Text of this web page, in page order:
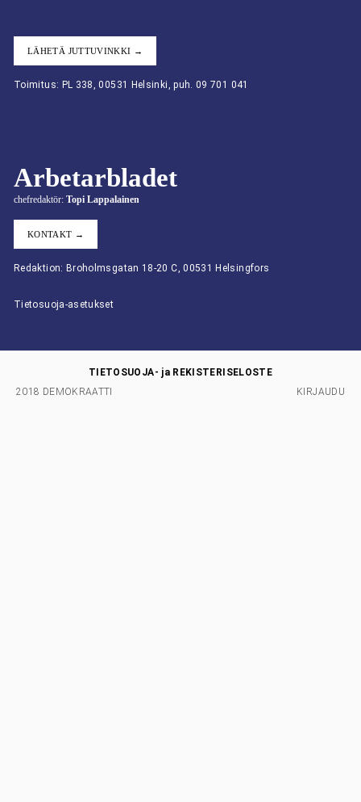
LÄHETÄ JUTTUVINKKI →
Toimitus: PL 338, 00531 Helsinki, puh. 09 701 041
Arbetarbladet
chefredaktör: Topi Lappalainen
KONTAKT →
Redaktion: Broholmsgatan 18-20 C, 00531 Helsingfors
Tietosuoja-asetukset
2018 DEMOKRAATTI
TIETOSUOJA- ja REKISTERISELOSTE
KIRJAUDU